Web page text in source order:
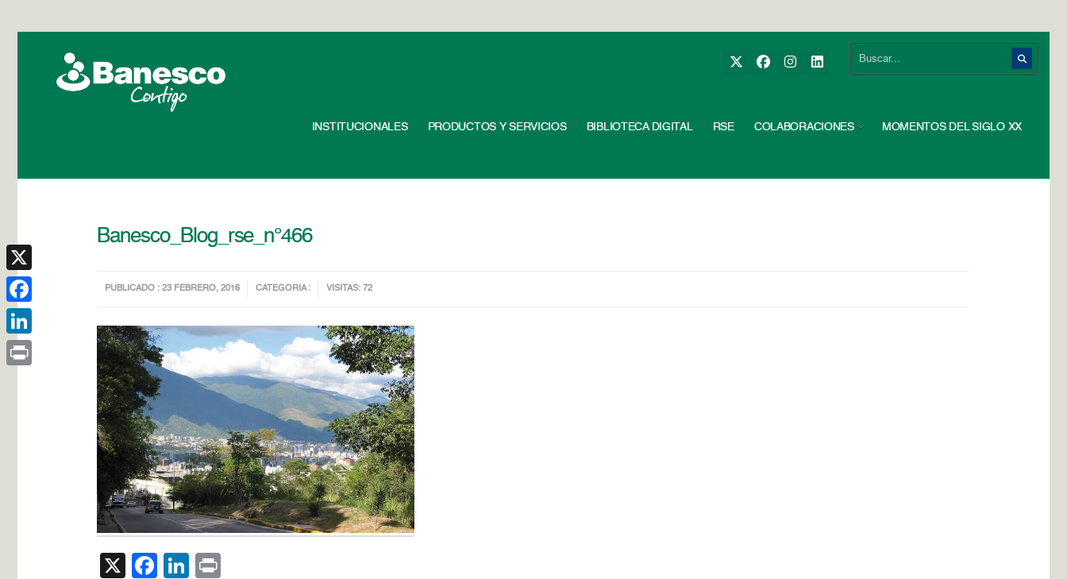
INSTITUCIONALES PRODUCTOS Y SERVICIOS BIBLIOTECA DIGITAL RSE COLABORACIONES MOMENTOS DEL SIGLO XX
Banesco_Blog_rse_n°466
PUBLICADO : 23 FEBRERO, 2016 CATEGORIA : VISITAS: 72
X Facebook
LinkedIn
X
Facebook
LinkedIn